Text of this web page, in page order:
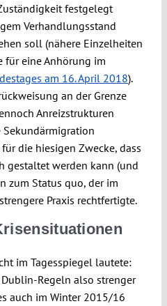
festgelegt
Verhandlungsstand
soll (nähere Einzelheiten
für eine Anhörung im
am 16. April 2018).
an der Grenze
Anreizstrukturen
die hiesigen Zwecke, dass
gestaltet werden kann (und
zum Status quo, der im
Praxis rechtfertigte.
im Tagesspiegel lautete:
Regeln also strenger
auch im Winter 2015/16